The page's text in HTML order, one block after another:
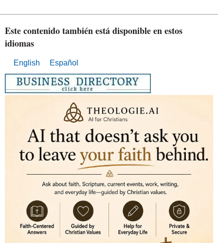
Este contenido también está disponible en estos
idiomas
English Español